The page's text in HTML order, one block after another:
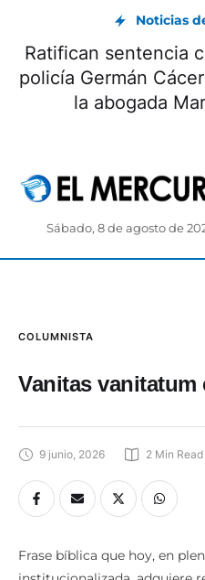
Noticias
Ratifican sentencia
policía Germán
la abogada
Sábado, 8 de agosto de
COLUMNISTA
Vanitas vanitatum
9 junio, 2026 2 Min Read
Frase bíblica que hoy, en